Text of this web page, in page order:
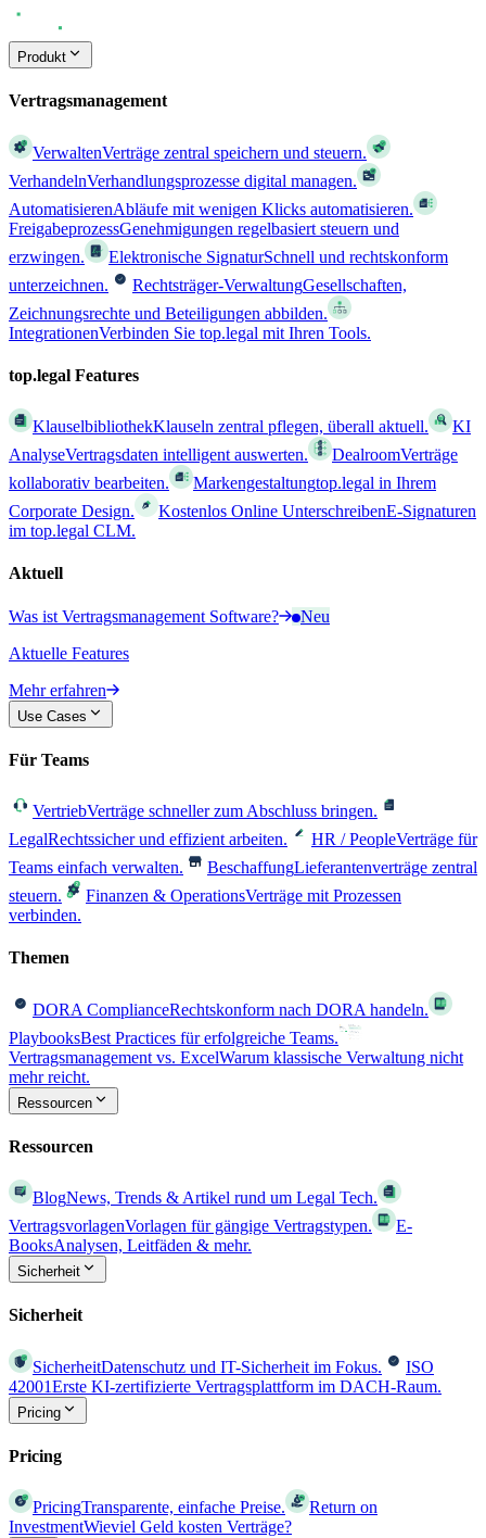
Produkt
Vertragsmanagement
VerwaltenVerträge zentral speichern und steuern.
VerhandelnVerhandlungsprozesse digital managen.
AutomatisierenAbläufe mit wenigen Klicks automatisieren.
FreigabeprozessGenehmigungen regelbasiert steuern und
erzwingen.
Elektronische SignaturSchnell und rechtskonform
unterzeichnen.
Rechtsträger-VerwaltungGesellschaften,
Zeichnungsrechte und Beteiligungen abbilden.
IntegrationenVerbinden Sie top.legal mit Ihren Tools.
top.legal Features
KlauselbibliothekKlauseln zentral pflegen, überall aktuell.
KI
AnalyseVertragsdaten intelligent auswerten. DealroomVerträge
kollaborativ bearbeiten.
Markengestaltungtop.legal in Ihrem
Corporate Design.
Kostenlos Online UnterschreibenE-Signaturen
im top.legal CLM.
Aktuell
Was ist Vertragsmanagement Software?
Neu
Aktuelle Features
Mehr erfahren
Use Cases
Für Teams
VertriebVerträge schneller zum Abschluss bringen.
LegalRechtssicher und effizient arbeiten. HR / PeopleVerträge für
Teams einfach verwalten.
BeschaffungLieferantenverträge zentral
steuern.
Finanzen & OperationsVerträge mit Prozessen
verbinden.
Themen
DORA ComplianceRechtskonform nach DORA handeln.
PlaybooksBest Practices für erfolgreiche Teams.
Vertragsmanagement vs. ExcelWarum klassische Verwaltung nicht
mehr reicht.
Ressourcen
Ressourcen
BlogNews, Trends & Artikel rund um Legal Tech.
VertragsvorlagenVorlagen für gängige Vertragstypen.
E-
BooksAnalysen, Leitfäden & mehr.
Sicherheit
Sicherheit
SicherheitDatenschutz und IT-Sicherheit im Fokus.
ISO
42001Erste KI-zertifizierte Vertragsplattform im DACH-Raum.
Pricing
Pricing
PricingTransparente, einfache Preise.
Return on
InvestmentWieviel Geld kosten Verträge?